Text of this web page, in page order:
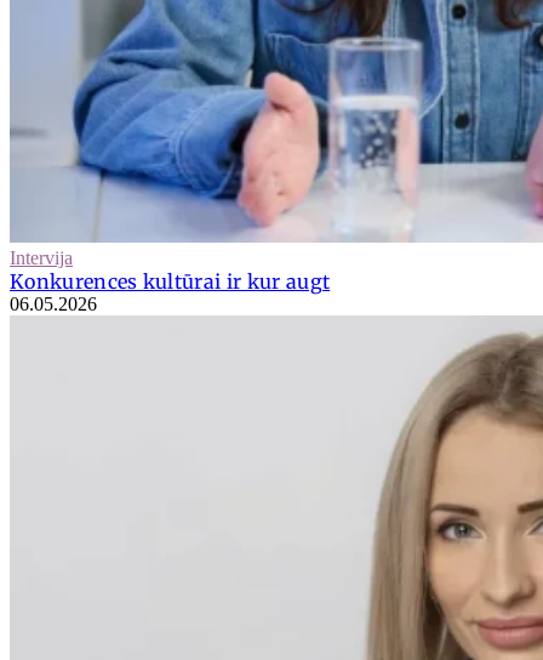
Intervija
Konkurences kultūrai ir kur augt
06.05.2026